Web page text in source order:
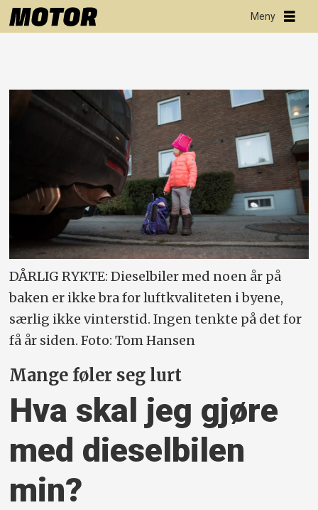
DÅRLIG RYKTE: Dieselbiler med noen år på
baken er ikke bra for luftkvaliteten i byene,
særlig ikke vinterstid. Ingen tenkte på det for
få år siden. Foto: Tom Hansen
Mange føler seg lurt
Hva skal jeg gjøre
med dieselbilen
min?